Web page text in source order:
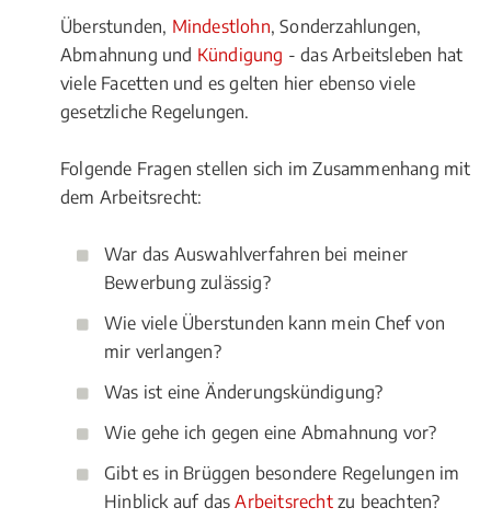
Überstunden, Mindestlohn, Sonderzahlungen,
Abmahnung und Kündigung - das Arbeitsleben hat
viele Facetten und es gelten hier ebenso viele
gesetzliche Regelungen.
Folgende Fragen stellen sich im Zusammenhang mit
dem Arbeitsrecht:
War das Auswahlverfahren bei meiner
Bewerbung zulässig?
Wie viele Überstunden kann mein Chef von
mir verlangen?
Was ist eine Änderungskündigung?
Wie gehe ich gegen eine Abmahnung vor?
Gibt es in Brüggen besondere Regelungen im
Hinblick auf dasArbeitsrechtzu beachten?